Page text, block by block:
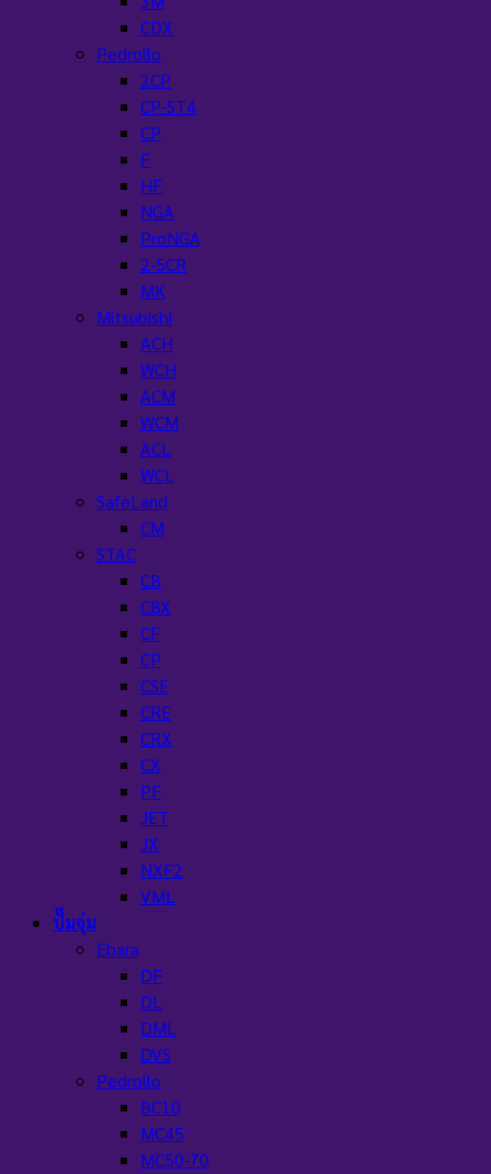
CDX
Pedrollo
2CP
CP-ST4
CP
F
HF
NGA
ProNGA
2-5CR
MK
Mitsubishi
ACH
WCH
ACM
WCM
ACL
WCL
SafeLand
CM
STAC
CB
CBX
CF
CP
CSE
CRE
CRX
CX
PF
JET
JX
NXF2
VML
ปั๊มจุ่ม
Ebara
DF
DL
DML
DVS
Pedrollo
BC10
MC45
MC50-70